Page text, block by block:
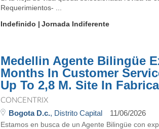
Requerimientos- ...
Indefinido
Jornada Indiferente
Medellin Agente Bilingüe
Months In Customer
Up To 2,8 M. Site In Fabrica
CONCENTRIX
Bogota D.c., Distrito Capital 11/06/2026
Estamos en busca de un Agente Bilingüe con